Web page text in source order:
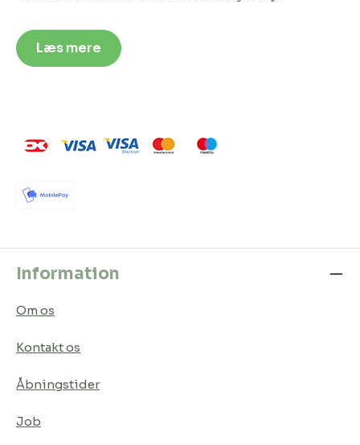
Læs mere
Information
Om os
Kontakt os
Åbningstider
Job